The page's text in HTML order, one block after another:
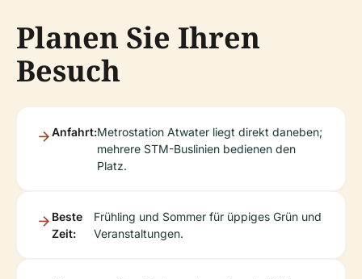
Planen Sie Ihren
Besuch
Anfahrt:Metrostation Atwater liegt direkt daneben;
mehrere STM-Buslinien bedienen den
Platz.
Beste
Zeit:
Frühling und Sommer für üppiges Grün und
Veranstaltungen.